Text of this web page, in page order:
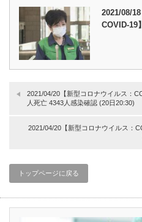
2021/08/
COVID-19
2021/04/20【新型コロナウイルス：
人死亡 4343人感染確認 (20日20:30)
2021/04/20【新型コロナウイルス：
トップページに戻る